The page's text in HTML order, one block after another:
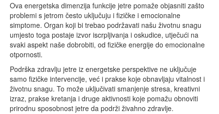
Ova energetska dimenzija funkcije jetre pomaže objasniti zašto
problemi s jetrom često uključuju i fizičke i emocionalne
simptome. Organ koji bi trebao podržavati našu životnu snagu
umjesto toga postaje izvor iscrpljivanja i oskudice, utječući na
svaki aspekt naše dobrobiti, od fizičke energije do emocionalne
otpornosti.
Podrška zdravlju jetre iz energetske perspektive ne uključuje
samo fizičke intervencije, već i prakse koje obnavljaju vitalnost i
životnu snagu. To može uključivati smanjenje stresa, kreativni
izraz, prakse kretanja i druge aktivnosti koje pomažu obnoviti
prirodnu sposobnost jetre da podrži živahno zdravlje.